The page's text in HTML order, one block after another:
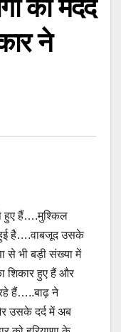
की मदद
ने
हुए हैं….मुश्किल
हुई है….वाबजूद उसके
से भी बड़ी संख्या में
शिकार हुए हैं और
हैं…..बाढ़ ने
उसके दर्द में अब